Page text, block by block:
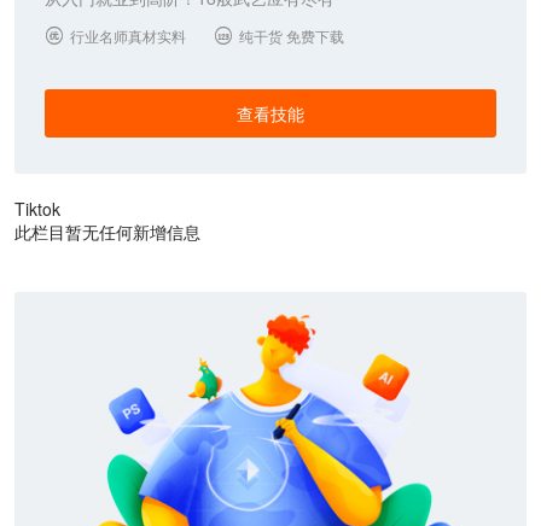
 行业名师真材实料  纯干货 免费下载
查看技能
Tiktok
此栏目暂无任何新增信息